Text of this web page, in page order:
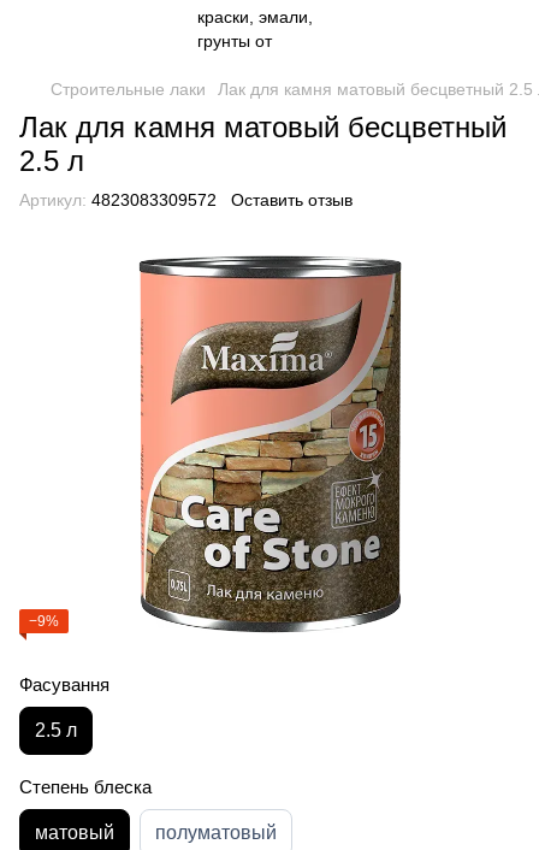
Строительные лаки Лак для камня матовый бесцветный 2.5
Лак для камня матовый бесцветный
2.5 л
Артикул: 4823083309572 Оставить отзыв
−9%
Фасування
2.5 л
Степень блеска
матовый полуматовый